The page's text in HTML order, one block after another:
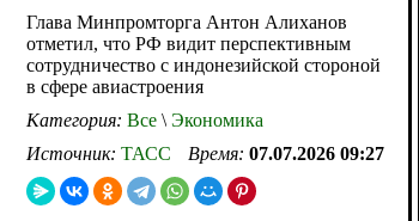
Глава Минпромторга Антон Алиханов
отметил, что РФ видит перспективным
сотрудничество с индонезийской стороной
в сфере авиастроения
Категория: Все \ Экономика
Источник: ТАСС Время: 07.07.2026 09:27